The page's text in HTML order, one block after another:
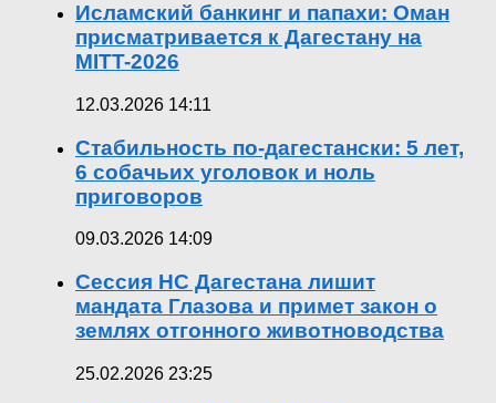
Исламский банкинг и папахи: Оман
присматривается к Дагестану на
MITT-2026
12.03.2026 14:11
Стабильность по-дагестански: 5 лет,
6 собачьих уголовок и ноль
приговоров
09.03.2026 14:09
Сессия НС Дагестана лишит
мандата Глазова и примет закон о
землях отгонного животноводства
25.02.2026 23:25